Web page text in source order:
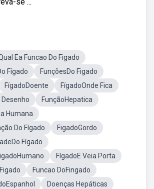
Ea Funcao Do Figado
Fígado
FunçõesDo Figado
FígadoDoente
FígadoOnde Fica
FunçãoHepatica
Humana
Do Fígado
FigadoGordo
Fígado
FígadoE Veia Porta
Funcao DoFingado
Doenças Hepáticas